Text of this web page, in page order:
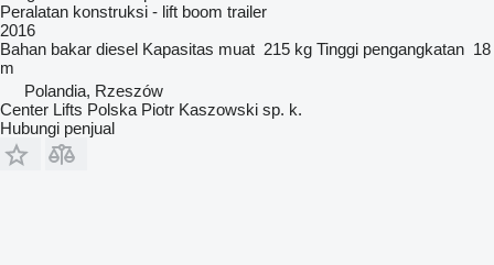
Peralatan konstruksi - lift boom trailer
2016
Bahan bakar diesel Kapasitas muat 215 kg Tinggi pengangkatan 18
m
Polandia, Rzeszów
Center Lifts Polska Piotr Kaszowski sp. k.
Hubungi penjual